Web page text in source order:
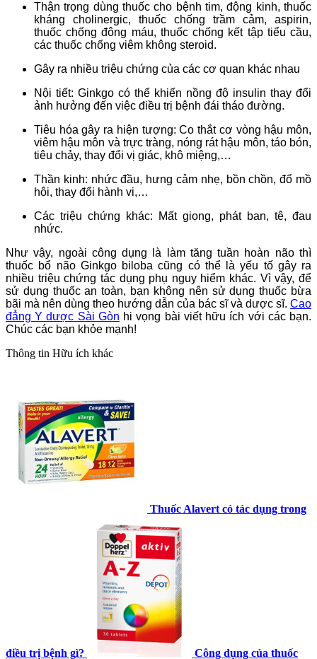
Thận trọng dùng thuốc cho bệnh tim, động kinh, thuốc
kháng cholinergic, thuốc chống trầm cảm, aspirin,
thuốc chống đông máu, thuốc chống kết tập tiểu cầu,
các thuốc chống viêm không steroid.
Gây ra nhiều triệu chứng của các cơ quan khác nhau
Nội tiết: Ginkgo có thể khiến nồng độ insulin thay đổi
ảnh hưởng đến việc điều trị bệnh đái tháo đường.
Tiêu hóa gây ra hiện tượng: Co thắt cơ vòng hậu môn,
viêm hậu môn và trực tràng, nóng rát hậu môn, táo bón,
tiêu chảy, thay đổi vị giác, khô miệng,…
Thần kinh: nhức đầu, hưng cảm nhẹ, bồn chồn, đổ mồ
hôi, thay đổi hành vi,…
Các triệu chứng khác: Mất giọng, phát ban, tê, đau
nhức.
Như vậy, ngoài công dụng là làm tăng tuần hoàn não thì
thuốc bổ não Ginkgo biloba cũng có thể là yếu tố gây ra
nhiều triệu chứng tác dụng phụ nguy hiểm khác. Vì vậy, để
sử dụng thuốc an toàn, bạn không nên sử dụng thuốc bừa
bãi mà nên dùng theo hướng dẫn của bác sĩ và dược sĩ. Cao
đẳng Y dược Sài Gòn hi vọng bài viết hữu ích với các bạn.
Chúc các bạn khỏe mạnh!
Thông tin Hữu ích khác
Thuốc Alavert có tác dụng trong
điều trị bệnh gì? Công dụng của thuốc